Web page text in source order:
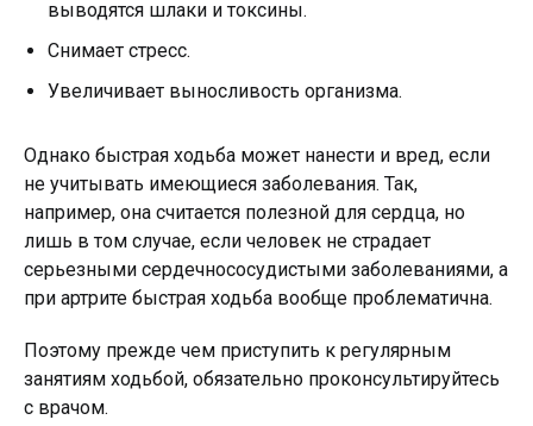
выводятся шлаки и токсины.
Снимает стресс.
Увеличивает выносливость организма.
Однако быстрая ходьба может нанести и вред, если
не учитывать имеющиеся заболевания. Так,
например, она считается полезной для сердца, но
лишь в том случае, если человек не страдает
серьезными сердечнососудистыми заболеваниями, а
при артрите быстрая ходьба вообще проблематична.
Поэтому прежде чем приступить к регулярным
занятиям ходьбой, обязательно проконсультируйтесь
с врачом.